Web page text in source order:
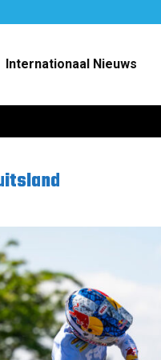
Internationaal Nieuws